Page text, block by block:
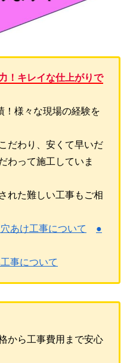
！キレイな仕上がりで
！様々な現場の経験を
だわり、安くて早いだ
わって施工していま
れた難しい工事もご相
あけ工事について
●
事について
から工事費用まで安心